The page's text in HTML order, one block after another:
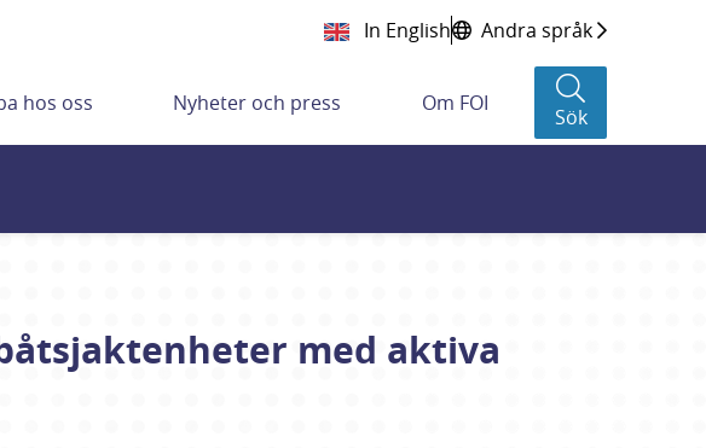
In English Andra språk
hos oss Nyheter och press Om FOI
Sök
med aktiva